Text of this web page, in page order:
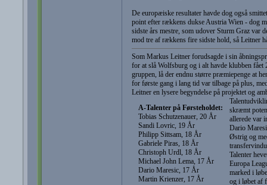
De europæiske resultater havde dog også
point efter rækkens dukse Austria Wien - dog
sidste års mestre, som udover Sturm Graz var
mod tre af rækkens fire sidste hold, så Leitner
Som Markus Leitner forudsagde i sin
for at slå Wolfsburg og i alt havde klubben
gruppen, lå der endnu større præmiepenge at
for første gang i lang tid var tilbage på plus,
Leitner en lysere begyndelse på projektet og
A-Talenter på Førsteholdet:
Tobias Schutzenauer, 20 År
Sandi Lovric, 19 År
Philipp Sittsam, 18 År
Gabriele Piras, 18 År
Christoph Urdl, 18 År
Michael John Lema, 17 År
Dario Maresic, 17 År
Martin Krienzer, 17 År
skræmt
allerede var
Dario
Østrig og
Talenter
Europa
marked i
og i løbet af